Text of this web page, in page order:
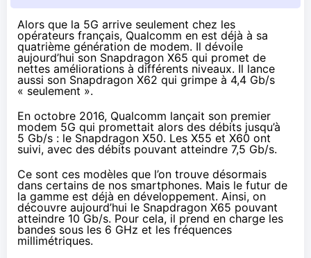
Alors que la 5G arrive seulement chez les
opérateurs français, Qualcomm en est déjà à sa
quatrième génération de modem. Il dévoile
aujourd’hui son Snapdragon X65 qui promet de
nettes améliorations à différents niveaux. Il lance
aussi son Snapdragon X62 qui grimpe à 4,4 Gb/s
« seulement ».
En octobre 2016, Qualcomm lançait son premier
modem 5G qui promettait alors des débits jusqu’à
5 Gb/s : le Snapdragon X50. Les X55 et X60 ont
suivi, avec des débits pouvant atteindre 7,5 Gb/s.
Ce sont ces modèles que l’on trouve désormais
dans certains de nos smartphones. Mais le futur de
la gamme est déjà en développement. Ainsi, on
découvre aujourd’hui le Snapdragon X65 pouvant
atteindre 10 Gb/s. Pour cela, il prend en charge les
bandes sous les 6 GHz et les fréquences
millimétriques.